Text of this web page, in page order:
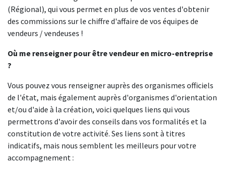
(Régional), qui vous permet en plus de vos ventes d'obtenir
des commissions sur le chiffre d'affaire de vos équipes de
vendeurs / vendeuses !
Où me renseigner pour être vendeur en micro-entreprise
?
Vous pouvez vous renseigner auprès des organismes officiels
de l'état, mais également auprès d'organismes d'orientation
et/ou d'aide à la création, voici quelques liens qui vous
permettrons d'avoir des conseils dans vos formalités et la
constitution de votre activité. Ses liens sont à titres
indicatifs, mais nous semblent les meilleurs pour votre
accompagnement :